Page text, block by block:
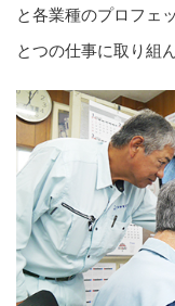
と各業種のプロフェ
とつの仕事に取り組